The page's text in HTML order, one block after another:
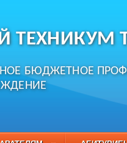
ТЕХНИКУМ
БЮДЖЕТНОЕ